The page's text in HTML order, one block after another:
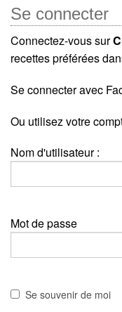
Se connecter
Connectez-vous sur
recettes préférées
Se connecter avec
Ou utilisez votre
Nom d'utilisateur :
Mot de passe
Se souvenir de moi